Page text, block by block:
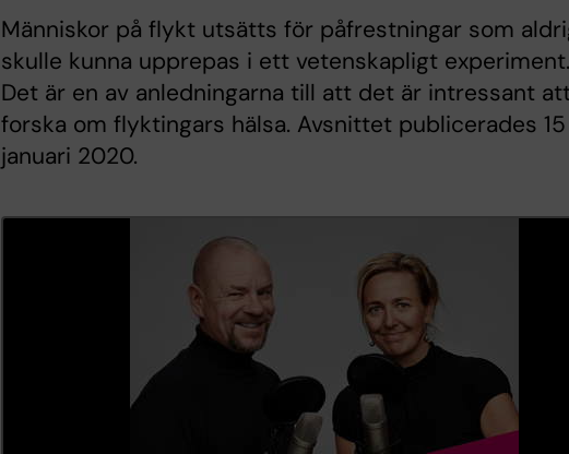
Människor på flykt utsätts för påfrestningar som
skulle kunna upprepas i ett vetenskapligt experiment.
Det är en av anledningarna till att det är intressant
forska om flyktingars hälsa. Avsnittet publicerades 15
januari 2020.